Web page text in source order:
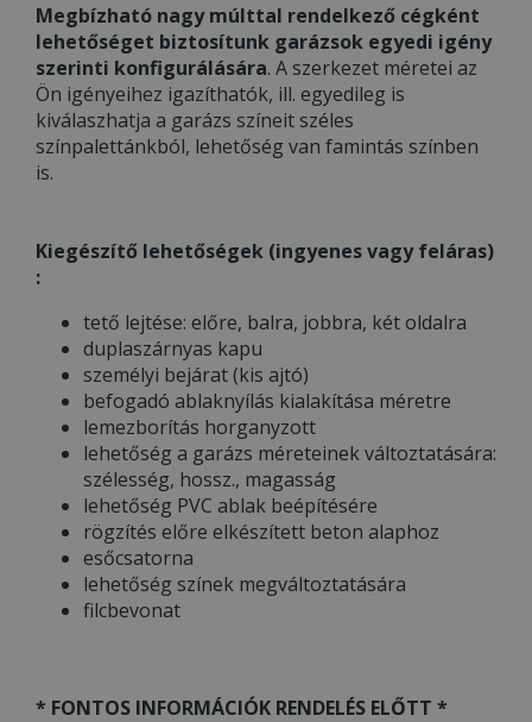
Megbízható nagy múlttal rendelkező cégként
lehetőséget biztosítunk garázsok egyedi igény
szerinti konfigurálására. A szerkezet méretei az
Ön igényeihez igazíthatók, ill. egyedileg is
kiválaszhatja a garázs színeit széles
színpalettánkból, lehetőség van famintás színben
is.
Kiegészítő lehetőségek (ingyenes vagy feláras)
:
tető lejtése: előre, balra, jobbra, két oldalra
duplaszárnyas kapu
személyi bejárat (kis ajtó)
befogadó ablaknyílás kialakítása méretre
lemezborítás horganyzott
lehetőség a garázs méreteinek változtatására:
szélesség, hossz., magasság
lehetőség PVC ablak beépítésére
rögzítés előre elkészített beton alaphoz
esőcsatorna
lehetőség színek megváltoztatására
filcbevonat
* FONTOS INFORMÁCIÓK RENDELÉS ELŐTT *